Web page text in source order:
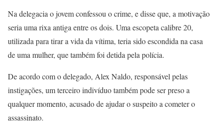
Na delegacia o jovem confessou o crime, e disse que, a motivação
seria uma rixa antiga entre os dois. Uma escopeta calibre 20,
utilizada para tirar a vida da vítima, teria sido escondida na casa
de uma mulher, que também foi detida pela polícia.
De acordo com o delegado, Alex Naldo, responsável pelas
instigações, um terceiro indivíduo também pode ser preso a
qualquer momento, acusado de ajudar o suspeito a cometer o
assassinato.